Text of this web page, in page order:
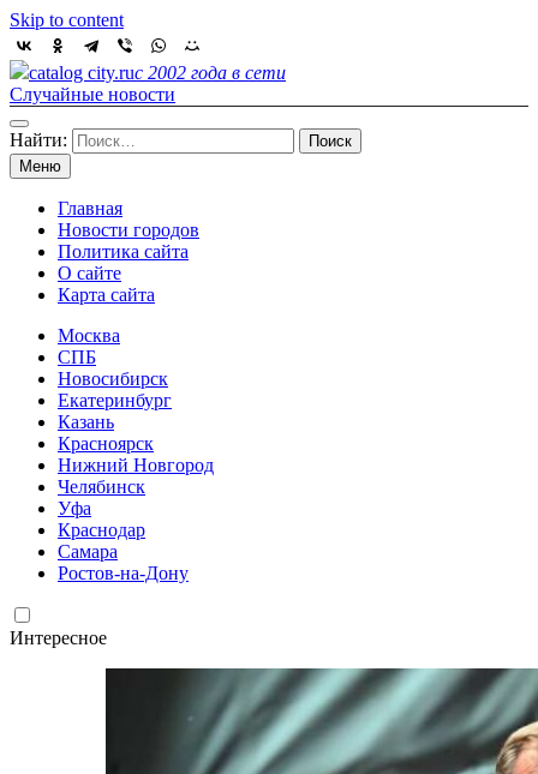
Skip to content
catalog city.ruс 2002 года в сети
Случайные новости
Найти:
Меню
Главная
Новости городов
Политика сайта
О сайте
Карта сайта
Москва
СПБ
Новосибирск
Екатеринбург
Казань
Красноярск
Нижний Новгород
Челябинск
Уфа
Краснодар
Самара
Ростов-на-Дону
Интересное